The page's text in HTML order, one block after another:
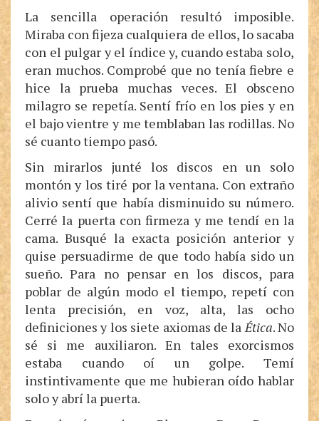
La sencilla operación resultó imposible.
Miraba con fijeza cualquiera de ellos, lo sacaba
con el pulgar y el índice y, cuando estaba solo,
eran muchos. Comprobé que no tenía fiebre e
hice la prueba muchas veces. El obsceno
milagro se repetía. Sentí frío en los pies y en
el bajo vientre y me temblaban las rodillas. No
sé cuanto tiempo pasó.
Sin mirarlos junté los discos en un solo
montón y los tiré por la ventana. Con extraño
alivio sentí que había disminuido su número.
Cerré la puerta con firmeza y me tendí en la
cama. Busqué la exacta posición anterior y
quise persuadirme de que todo había sido un
sueño. Para no pensar en los discos, para
poblar de algún modo el tiempo, repetí con
lenta precisión, en voz, alta, las ocho
definiciones y los siete axiomas de laÉtica. No
sé si me auxiliaron. En tales exorcismos
estaba cuando oí un golpe. Temí
instintivamente que me hubieran oído hablar
solo y abrí la puerta.